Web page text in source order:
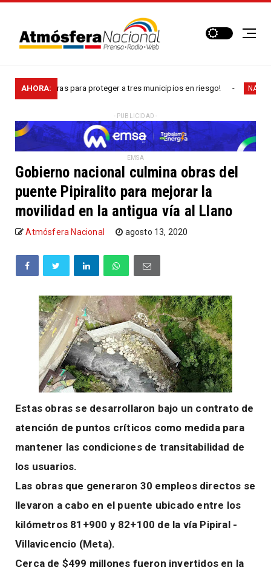
AHORA:
obras para proteger a tres municipios en riesgo! NACIONALES
- PUBLICIDAD -
EMSA
Gobierno nacional culmina obras del
puente Pipiralito para mejorar la
movilidad en la antigua vía al Llano
Atmósfera Nacional agosto 13, 2020
Estas obras se desarrollaron bajo un contrato de
atención de puntos críticos como medida para
mantener las condiciones de transitabilidad de
los usuarios.
Las obras que generaron 30 empleos directos se
llevaron a cabo en el puente ubicado entre los
kilómetros 81+900 y 82+100 de la vía Pipiral -
Villavicencio (Meta).
Cerca de $499 millones fueron invertidos en la